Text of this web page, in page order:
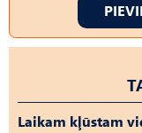
Laikam kļūstam